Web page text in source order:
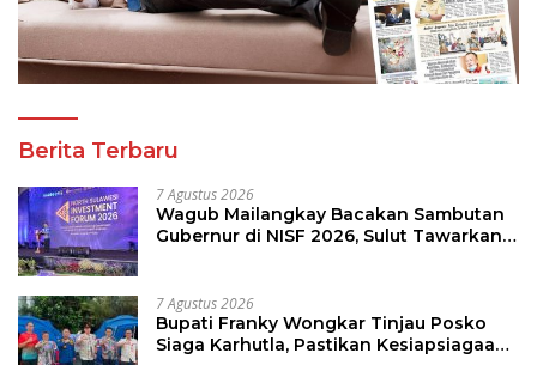
Berita Terbaru
7 Agustus 2026
Wagub Mailangkay Bacakan Sambutan
Gubernur di NISF 2026, Sulut Tawarkan
7 Agustus 2026
Bupati Franky Wongkar Tinjau Posko
Siaga Karhutla, Pastikan Kesiapsiagaan